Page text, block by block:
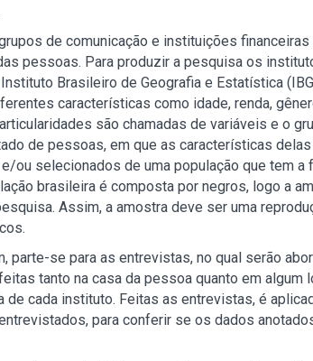
de comunicação e instituições
pessoas. Para produzir a pesquisa os
Brasileiro de Geografia e Estatística
características como idade, renda,
são chamadas de variáveis e o
de pessoas, em que as características
ou selecionados de uma população que tem a
brasileira é composta por negros, logo a
Assim, a amostra deve ser uma
parte-se para as entrevistas, no qual serão
tanto na casa da pessoa quanto em
cada instituto. Feitas as entrevistas, é
para conferir se os dados